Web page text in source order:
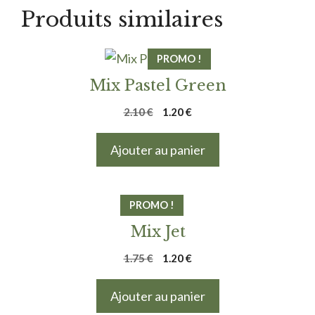
Produits similaires
PROMO !
Mix Pastel Green
2.10€
Le
1.20€Le
actuel
Ajouter au panier
PROMO !
Mix Jet
1.75€
Le
1.20€Le
actuel
Ajouter au panier